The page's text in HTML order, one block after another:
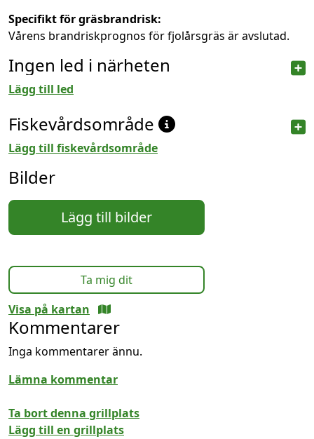
Specifikt för gräsbrandrisk:
Vårens brandriskprognos för fjolårsgräs är avslutad.
Ingen led i närheten
Lägg till led
Fiskevårdsområde
Lägg till fiskevårdsområde
Bilder
Lägg till bilder
Ta mig dit
Visa på kartan
Kommentarer
Inga kommentarer ännu.
Lämna kommentar
Ta bort denna grillplats
Lägg till en grillplats